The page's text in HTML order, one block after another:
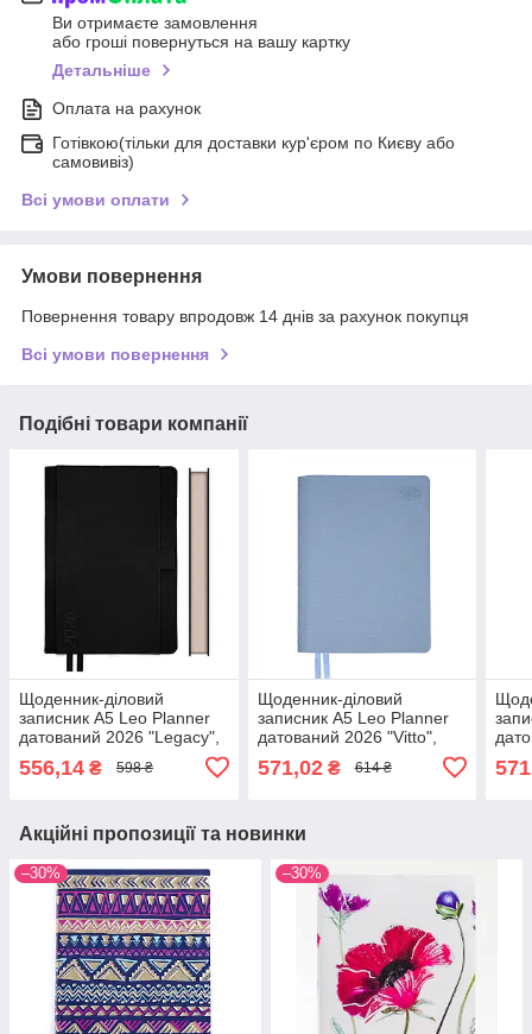
Ви отримаєте замовлення
або гроші повернуться на вашу картку
Детальніше
Оплата на рахунок
Готівкою(тільки для доставки кур'єром по Києву або
самовивіз)
Всі умови оплати
Умови повернення
Повернення товару впродовж 14 днів за рахунок покупця
Всі умови повернення
Подібні товари компанії
Щоденник-діловий
записник А5 Leo Planner
датований 2026 "Legacy",
сторінок (252649)
556,14 ₴ 598 ₴
Щоденник-діловий
записник А5 Leo Planner
датований 2026 "Vitto",
сторінок (252644)
571,02₴ 614 ₴
368
Акційні пропозиції та новинки
–30% –30%